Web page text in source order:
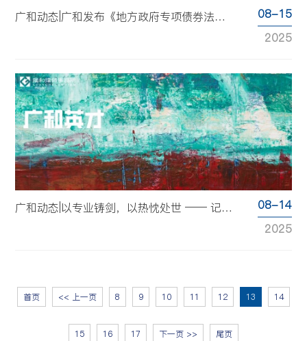
广和动态|广和发布《地方政府专项债券法律汇编》
08-15
2025
广和动态|以专业铸剑，以热忱处世 —— 记青年律师徐思佳的多维人生
08-14
2025
首页 << 上一页 8 9 10 11 12 13 14
15 16 17 下一页 >> 尾页